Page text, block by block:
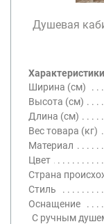
Душевая
Характеристики
Ширина (см)
Высота (см)
Длина (см)
Вес товара (кг)
Материал
Цвет
Страна
Стиль
Оснащение
С ручным